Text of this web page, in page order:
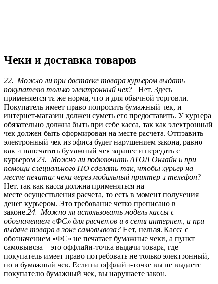
Чеки и доставка товаров
22. Можно ли при доставке товара курьером выдать
покупателю только электронный чек? Нет. Здесь
применяется та же норма, что и для обычной торговли.
Покупатель имеет право попросить бумажный чек, и
интернет-магазин должен суметь его предоставить. У курьера
обязательно должна быть при себе касса, так как электронный
чек должен быть сформирован на месте расчета. Отправить
электронный чек из офиса будет нарушением закона, равно
как и напечатать бумажный чек заранее и передать с
курьером.23. Можно ли подключить АТОЛ Онлайн и при
помощи специального ПО сделать так, чтобы курьер на
месте печатал чеки через мобильный принтер и телефон?
Нет, так как касса должна применяться на
месте осуществления расчета, то есть в момент получения
денег курьером. Это требование четко прописано в
законе.24. Можно ли использовать модель кассы с
обозначением «ФС» для расчетов и в сети интернет, и при
выдаче товара в зоне самовывоза? Нет, нельзя. Касса с
обозначением «ФС» не печатает бумажные чеки, а пункт
самовывоза – это оффлайн-точка выдачи товара, где
покупатель имеет право потребовать не только электронный,
но и бумажный чек. Если на оффлайн-точке вы не выдаете
покупателю бумажный чек, вы нарушаете закон.